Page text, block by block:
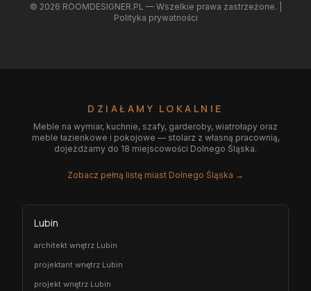
© 2026 ROOMDESIGNER.PL — Wszelkie prawa zastrzeżone. |
Polityka prywatności
DZIAŁAMY LOKALNIE
Meble na wymiar, kuchnie, szafy, garderoby, wiatrołapy oraz
meble łazienkowe i pokojowe — stolarz z własną pracownią,
dojeżdżamy do 18 miejscowości Dolnego Śląska.
Zobacz pełną listę miast Dolnego Śląska →
Lubin
architekt wnętrz Lubin
projektant wnętrz Lubin
projekt wnętrz Lubin